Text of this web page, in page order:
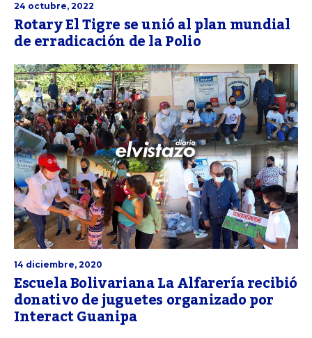
24 octubre, 2022
Rotary El Tigre se unió al plan mundial
de erradicación de la Polio
14 diciembre, 2020
Escuela Bolivariana La Alfarería recibió
donativo de juguetes organizado por
Interact Guanipa